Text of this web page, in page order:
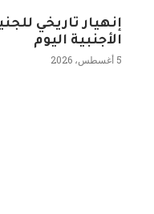
إنهيار تاريخي
الأجنبية اليوم
5 أغسطس، 2026